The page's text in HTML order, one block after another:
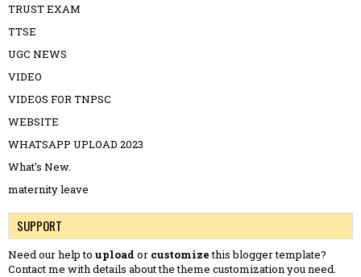
TRUST EXAM
TTSE
UGC NEWS
VIDEO
VIDEOS FOR TNPSC
WEBSITE
WHATSAPP UPLOAD 2023
What's New.
maternity leave
SUPPORT
Need our help to upload or customizethis blogger template?
Contact me with details about the theme customization you need.